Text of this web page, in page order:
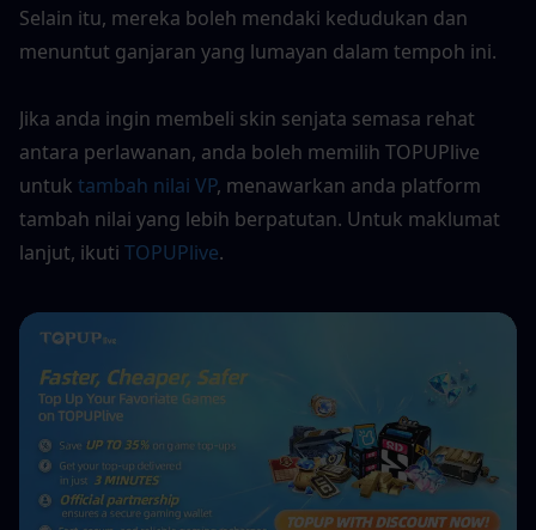
Selain itu, mereka boleh mendaki kedudukan dan
menuntut ganjaran yang lumayan dalam tempoh ini.
Jika anda ingin membeli skin senjata semasa rehat
antara perlawanan, anda boleh memilih TOPUPlive
untuk tambah nilai VP, menawarkan anda platform
tambah nilai yang lebih berpatutan. Untuk maklumat
lanjut, ikuti TOPUPlive.